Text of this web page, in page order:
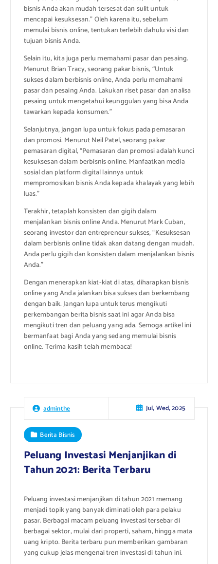
bisnis Anda akan mudah tersesat dan sulit untuk
mencapai kesuksesan.” Oleh karena itu, sebelum
memulai bisnis online, tentukan terlebih dahulu visi dan
tujuan bisnis Anda.
Selain itu, kita juga perlu memahami pasar dan pesaing.
Menurut Brian Tracy, seorang pakar bisnis, “Untuk
sukses dalam berbisnis online, Anda perlu memahami
pasar dan pesaing Anda. Lakukan riset pasar dan analisa
pesaing untuk mengetahui keunggulan yang bisa Anda
tawarkan kepada konsumen.”
Selanjutnya, jangan lupa untuk fokus pada pemasaran
dan promosi. Menurut Neil Patel, seorang pakar
pemasaran digital, “Pemasaran dan promosi adalah kunci
kesuksesan dalam berbisnis online. Manfaatkan media
sosial dan platform digital lainnya untuk
mempromosikan bisnis Anda kepada khalayak yang lebih
luas.”
Terakhir, tetaplah konsisten dan gigih dalam
menjalankan bisnis online Anda. Menurut Mark Cuban,
seorang investor dan entrepreneur sukses, “Kesuksesan
dalam berbisnis online tidak akan datang dengan mudah.
Anda perlu gigih dan konsisten dalam menjalankan bisnis
Anda.”
Dengan menerapkan kiat-kiat di atas, diharapkan bisnis
online yang Anda jalankan bisa sukses dan berkembang
dengan baik. Jangan lupa untuk terus mengikuti
perkembangan berita bisnis saat ini agar Anda bisa
mengikuti tren dan peluang yang ada. Semoga artikel ini
bermanfaat bagi Anda yang sedang memulai bisnis
online. Terima kasih telah membaca!
adminthe Jul, Wed, 2025
Berita Bisnis
Peluang Investasi Menjanjikan di
Tahun 2021: Berita Terbaru
Peluang investasi menjanjikan di tahun 2021 memang
menjadi topik yang banyak diminati oleh para pelaku
pasar. Berbagai macam peluang investasi tersebar di
berbagai sektor, mulai dari properti, saham, hingga mata
uang kripto. Berita terbaru pun memberikan gambaran
yang cukup jelas mengenai tren investasi di tahun ini.